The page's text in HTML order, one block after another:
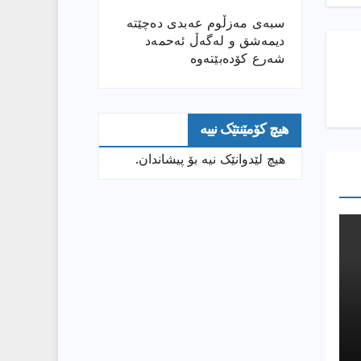
سبەی مەزڵوم عەبدی دەچێتە
دیمەشق و لەگەڵ ئەحمەد
شەرع کۆدەبێتەوە
هیچ کۆمێنتێک نییە
هیچ لێدوانێک نیە بۆ پیشاندان.